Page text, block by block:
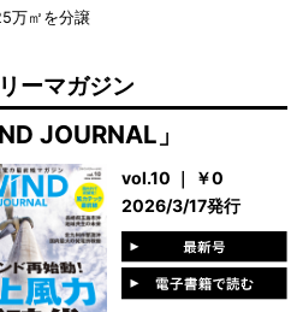
万㎡を分譲
ーマガジン
JOURNAL」
vol.10 ｜ ￥0
2026/3/17発行